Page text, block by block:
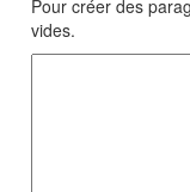
Pour créer des
vides.